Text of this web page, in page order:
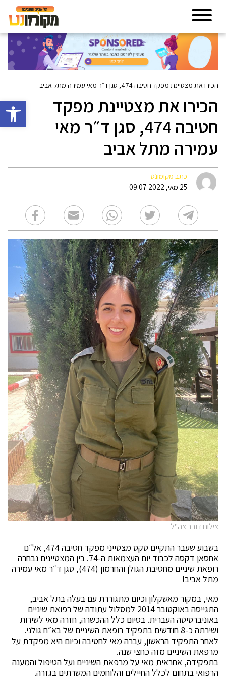
פתח
הכירו את מצטיינת מפקד חטיבה 474, סגן ד״ר מאי עמירה מתל אביב
הכירו את מצטיינת מפקד
חטיבה 474, סגן ד״ר מאי
עמירה מתל אביב
כתב מקומונט
25 מאי, 2022 09:07
צילום דובר צה"ל
בשבוע שעבר התקיים טקס מצטייני מפקד חטיבה 474, אל״ם
אחסאן דקסה לכבוד יום העצמאות ה-74. בין המצטיינים נבחרה
רופאת שיניים מחטיבת הגולן והחרמון (474), סגן ד״ר מאי עמירה
מתל אביב!
מאי, במקור מאשקלון וכיום מתגוררת עם בעלה בתל אביב,
התגייסה באוקטובר 2014 למסלול עתודה של רפואת שיניים
באוניברסיטה העברית. בסיום כלל ההכשרה, חזרה מאי לשירות
ושירתה כ-8 חודשים בתפקיד רופאת השיניים של בא״ח גולני.
לאחר התפקיד הראשון, עברה מאי לחטיבה וכיום היא מפקדת על
מרפאת השיניים מזה כחצי שנה.
בתפקידה, אחראית מאי על מרפאת השיניים ועל הטיפול והמענה
הרפואי בתחום לכלל החיילים והלוחמים המשרתים בגזרה.